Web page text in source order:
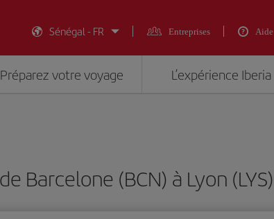
Sénégal - FR
Entreprises Aide
Préparez votre voyage L’expérience Iberia
Barcelone (BCN) à Lyon (LYS)